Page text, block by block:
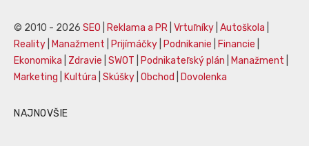
© 2010 - 2026 SEO Reklama a PR Vrtuľníky Autoškola
Reality
Manažment Prijímáčky Podnikanie Financie
Ekonomika
Zdravie SWOT Podnikateľský plán Manažment
Marketing
Kultúra Skúšky Obchod Dovolenka
NAJNOVŠIE